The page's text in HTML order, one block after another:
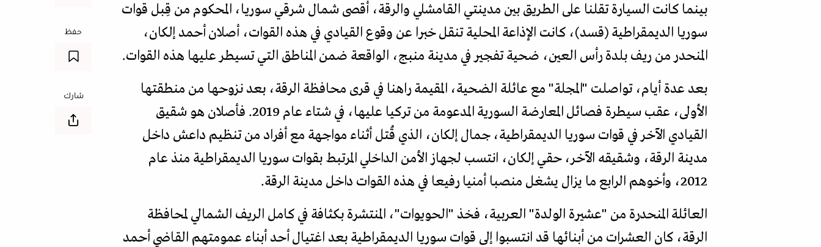
بينما كانت السيارة تقلنا على الطريق بين مدينتي القامشلي والرقة، أقصى شمال شرقي سوريا، المحكوم من قِبل قوات
سوريا الديمقراطية (قسد)، كانت الإذاعة المحلية تنقل خبرا عن وقوع القيادي في هذه القوات، أصلان أحمد إلكان،
المنحدر من ريف بلدة رأس العين، ضحية تفجير في مدينة منبج، الواقعة ضمن المناطق التي تسيطر عليها هذه القوات.
بعد عدة أيام، تواصلت "المجلة" مع عائلة الضحية، المقيمة راهنا في قرى محافظة الرقة، بعد نزوحها من منطقتها
الأولى، عقب سيطرة فصائل المعارضة السورية المدعومة من تركيا عليها، في شتاء عام 2019. فأصلان هو شقيق
القيادي الآخر في قوات سوريا الديمقراطية، جمال إلكان، الذي قُتل أثناء مواجهة مع أفراد من تنظيم داعش داخل
مدينة الرقة، وشقيقه الآخر، حقي إلكان، انتسب لجهاز الأمن الداخلي المرتبط بقوات سوريا الديمقراطية منذ عام
2012، وأخوهم الرابع ما يزال يشغل منصبا أمنيا رفيعا في هذه القوات داخل مدينة الرقة.
العائلة المنحدرة من "عشيرة الولدة" العربية، فخذ "الحويوات"، المنتشرة بكثافة في كامل الريف الشمالي لمحافظة
الرقة، كان العشرات من أبنائها قد انتسبوا إلى قوات سوريا الديمقراطية بعد اغتيال أحد أبناء عمومتهم القاضي أحمد
حفظ
شارك